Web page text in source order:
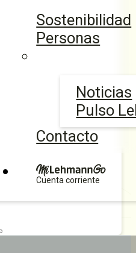
Sostenibilidad
Personas
Noticias
Pulso
Contacto
Cuenta corriente